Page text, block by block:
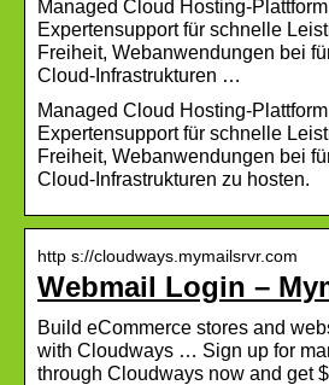
Managed Cloud Hosting-
Expertensupport für schnelle
Freiheit, Webanwendungen bei
Cloud-Infrastrukturen …
Managed Cloud Hosting-
Expertensupport für schnelle
Freiheit, Webanwendungen bei
Cloud-Infrastrukturen zu hosten.
http s://cloudways.mymailsrvr.com
Webmail Login –
Build eCommerce stores and
with Cloudways … Sign up for
through Cloudways now and get